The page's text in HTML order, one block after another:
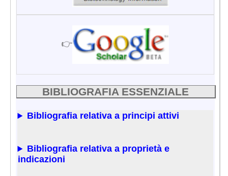
👉
BIBLIOGRAFIA ESSENZIALE
Bibliografia relativa a principi attivi
Bibliografia relativa a proprietà e
indicazioni